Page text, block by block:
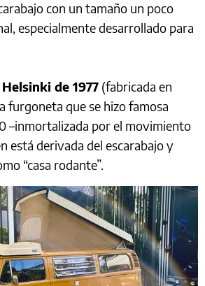
con un tamaño un poco
especialmente desarrollado para
de 1977 (fabricada en
furgoneta que se hizo famosa
–inmortalizada por el movimiento
está derivada del escarabajo y
“casa rodante”.